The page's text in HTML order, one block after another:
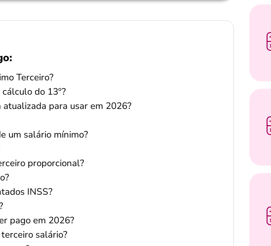
Terceiro?
do 13º?
para usar em 2026?
um salário mínimo?
proporcional?
INSS?
pago em 2026?
salário?